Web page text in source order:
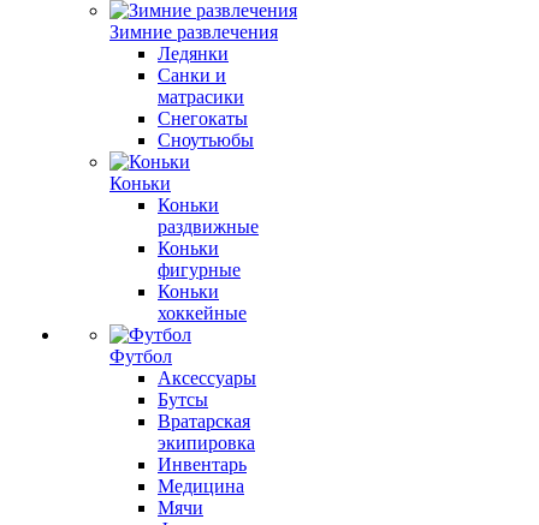
Зимние развлечения
Ледянки
Санки и
матрасики
Снегокаты
Сноутьюбы
Коньки
Коньки
раздвижные
Коньки
фигурные
Коньки
хоккейные
Футбол
Аксессуары
Бутсы
Вратарская
экипировка
Инвентарь
Медицина
Мячи